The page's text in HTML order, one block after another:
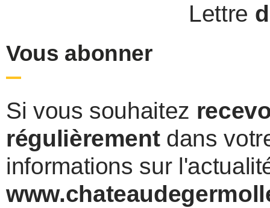
Lettre
Vous abonner
Si vous souhaitez
régulièrementdans
informations sur